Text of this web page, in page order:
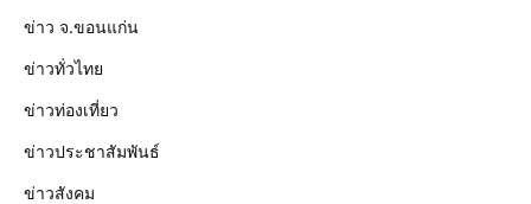
ข่าว จ.ขอนแก่น
ข่าวทั่วไทย
ข่าวท่องเที่ยว
ข่าวประชาสัมพันธ์
ข่าวสังคม